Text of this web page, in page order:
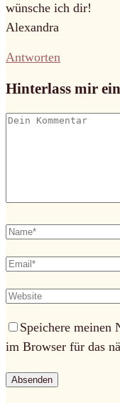
wünsche ich dir!
Alexandra
Antworten
Hinterlass mir
Speichere meinen
im Browser für das